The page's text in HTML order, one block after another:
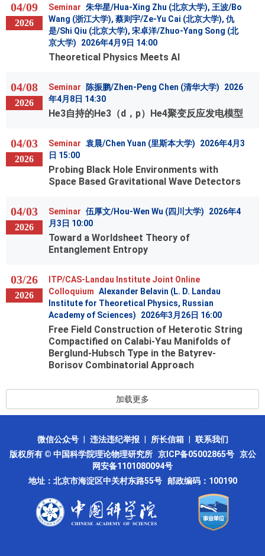
04/09
2026
Seminar 朱华星/Hua-Xing Zhu (北京大学), 王波/Bo
Wang (浙江大学), 蔡则宇/Ze-Yu Cai (北京大学), 仇
是/Shi Qiu (北京大学), 宋卓洋/Zhuo-Yang Song (北
京大学)
2026年4月9日 14:00
Theoretical Physics Meets AI
04/08
2026
Seminar 陈振鹏/Zhen-Peng Chen (清华大学)
2026
年4月8日 14:30
He3自持的He3（d，p）He4聚变反应发电模型
04/03
2026
Seminar 袁晨/Chen Yuan (里斯本大学)
2026年4月3
日 15:00
Probing Black Hole Environments with
Space Based Gravitational Wave Detectors
04/03
2026
Seminar 伍厚文/Hou-Wen Wu (四川大学)
2026年4
月3日 10:00
Toward a Worldsheet Theory of
Entanglement Entropy
03/26
2026
ITP/CAS-Landau Institute Joint Online
Colloquium Alexander Belavin (L. D. Landau
Institute for Theoretical Physics, Russian
Academy of Sciences)
2026年3月26日 16:00
Free Field Construction of Heterotic String
Compactified on Calabi-Yau Manifolds of
Berglund-Hubsch Type in the Batyrev-
Borisov Combinatorial Approach
加载更多
微信公众号 违法违纪举报 所长信箱
联系我们
版权所有 © 中国科学院理论物理研究所 京ICP备05002865号 京公
网安备1101080094号
地址：北京市海淀区中关村东路55号 邮政编码：100190